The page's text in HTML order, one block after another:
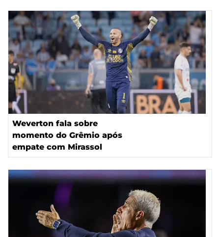
Weverton fala sobre
momento do Grêmio após
empate com Mirassol